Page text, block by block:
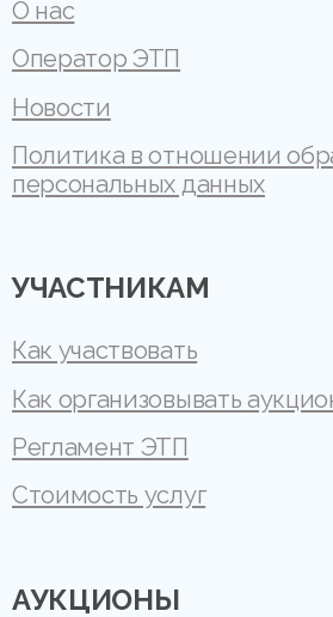
О нас
Оператор ЭТП
Новости
Политика в отношении
персональных данных
УЧАСТНИКАМ
Как участвовать
Как организовывать
Регламент ЭТП
Стоимость услуг
АУКЦИОНЫ